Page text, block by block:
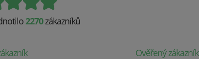
2270zákazníků
Ověřený zákazník